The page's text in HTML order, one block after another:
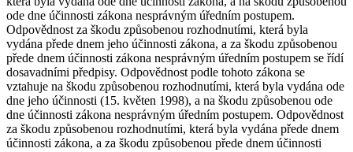
ode dne účinnosti zákona nesprávným úředním postupem.
Odpovědnost za škodu způsobenou rozhodnutími, která byla
vydána přede dnem jeho účinnosti zákona, a za škodu způsobenou
přede dnem účinnosti zákona nesprávným úředním postupem se řídí
dosavadními předpisy. Odpovědnost podle tohoto zákona se
vztahuje na škodu způsobenou rozhodnutími, která byla vydána ode
dne jeho účinnosti (15. květen 1998), a na škodu způsobenou ode
dne účinnosti zákona nesprávným úředním postupem. Odpovědnost
za škodu způsobenou rozhodnutími, která byla vydána přede dnem
účinnosti zákona, a za škodu způsobenou přede dnem účinnosti